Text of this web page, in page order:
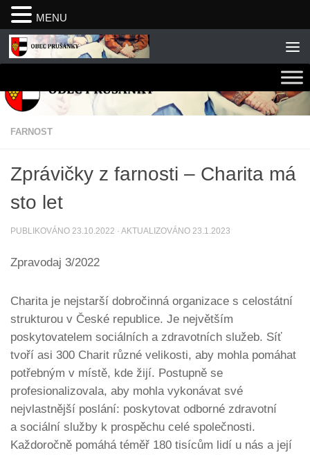
Skip to content
FARNOST
Zprávičky z farnosti – Charita má
sto let
PUBLIKOVÁNO 23.10.2022 · AKTUALIZOVÁNO 23.1.2023
Zpravodaj 3/2022
Charita je nejstarší dobročinná organizace s celostátní
strukturou v České republice. Je největším
poskytovatelem sociálních a zdravotních služeb. Síť
tvoří asi 300 Charit různé velikosti, aby mohla pomáhat
potřebným v místě, kde žijí. Postupně se
profesionalizovala, aby mohla vykonávat své
nejvlastnější poslání: poskytovat odborné zdravotní
a sociální služby k prospěchu celé společnosti.
Každoročně pomáhá téměř 180 tisícům lidí u nás a její
MENU